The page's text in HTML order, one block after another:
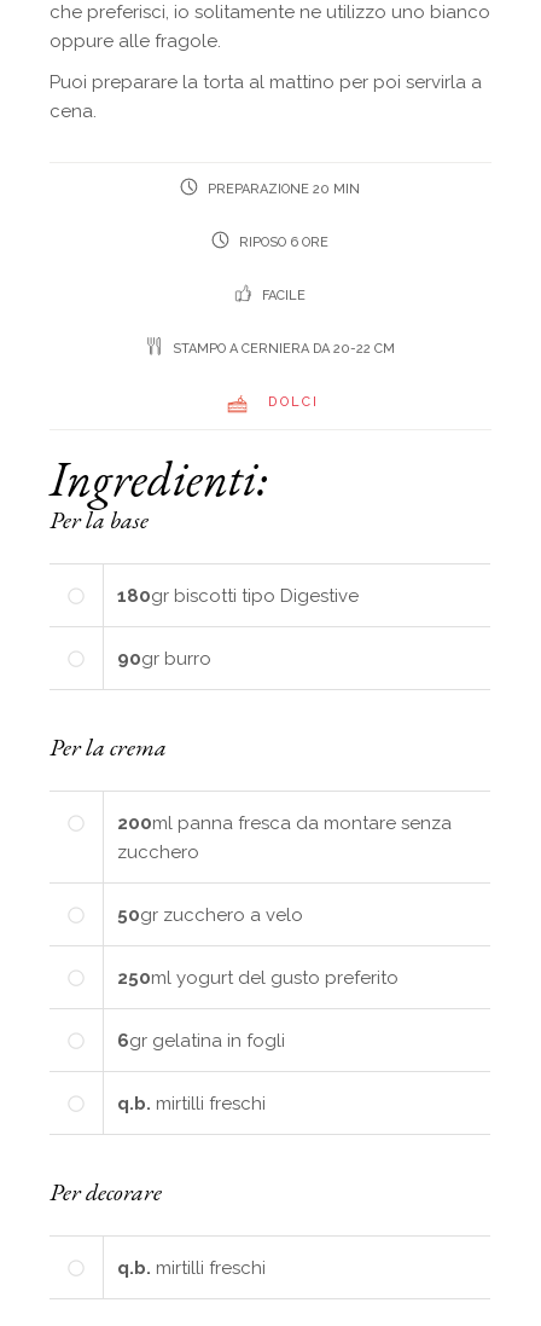
che preferisci, io solitamente ne utilizzo uno bianco
oppure alle fragole.
Puoi preparare la torta al mattino per poi servirla a
cena.
PREPARAZIONE 20 MIN
RIPOSO 6 ORE
FACILE
STAMPO A CERNIERA DA 20-22 CM
DOLCI
Ingredienti:
Per la base
180gr biscotti tipo Digestive
90gr burro
Per la crema
200ml panna fresca da montare senza
zucchero
50gr zucchero a velo
250ml yogurt del gusto preferito
6gr gelatina in fogli
q.b. mirtilli freschi
Per decorare
q.b. mirtilli freschi